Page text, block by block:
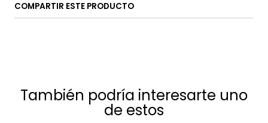
COMPARTIR ESTE PRODUCTO
También podría interesarte uno
de estos